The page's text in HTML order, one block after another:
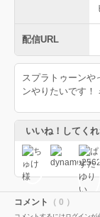
配信URL
スプラトゥーンや
ンやりたいです！
いいね！してく
コメント （ 0 ）